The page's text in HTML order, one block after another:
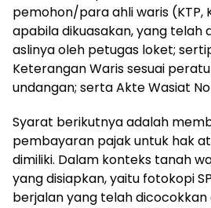
pemohon/para ahli waris (KTP,
apabila dikuasakan, yang telah
aslinya oleh petugas loket;
Keterangan Waris sesuai
undangan; serta Akte Wasiat
Syarat berikutnya adalah
pembayaran pajak untuk hak
dimiliki. Dalam konteks tanah
yang disiapkan, yaitu fotokopi
berjalan yang telah dicocokkan